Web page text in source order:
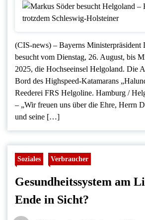
(CIS-news) – Bayerns Ministerpräsident
besucht vom Dienstag, 26. August, bis
2025, die Hochseeinsel Helgoland. Die
Bord des Highspeed-Katamarans
Reederei FRS Helgoline. Hamburg /
– „Wir freuen uns über die Ehre, Herrn
und seine […]
Soziales Verbraucher
Gesundheitssystem am
Ende in Sicht?